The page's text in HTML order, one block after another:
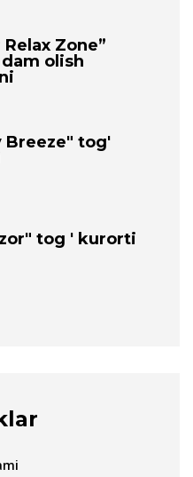
Relax Zone”
olish
Breeze" tog'
tog ' kurorti